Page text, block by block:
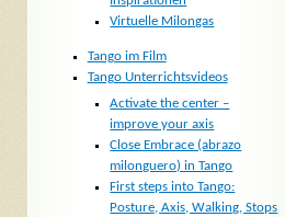
Virtuelle Milongas
Tango im Film
Tango Unterrichtsvideos
Activate the center –
improve your axis
Close Embrace (abrazo
milonguero) in Tango
First steps into Tango:
Posture, Axis, Walking, Stops